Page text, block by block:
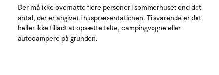
Der må ikke overnatte flere personer i sommerhuset end det
antal, der er angivet i huspræsentationen. Tilsvarende er det
heller ikke tilladt at opsætte telte, campingvogne eller
autocampere på grunden.